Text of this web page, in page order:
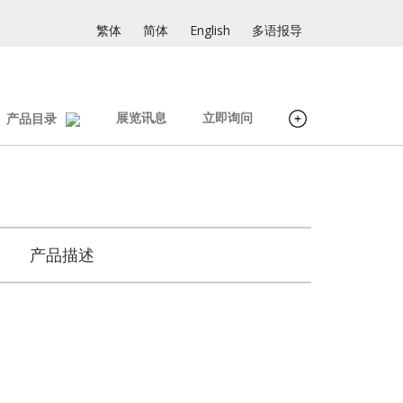
繁体 简体 English 多语报导
产品目录 展览讯息 立即询问
产品描述